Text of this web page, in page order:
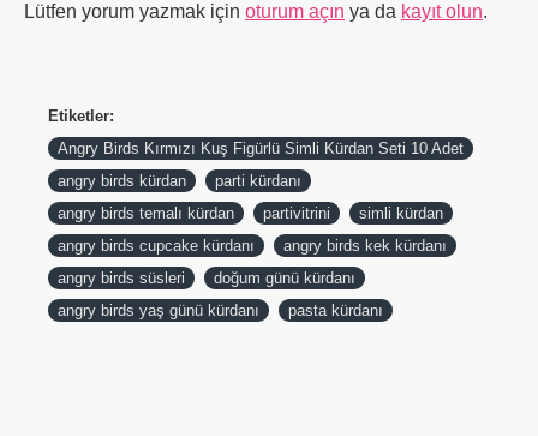
Lütfen yorum yazmak için oturum açın ya da kayıt olun.
Etiketler:
Angry Birds Kırmızı Kuş Figürlü Simli Kürdan Seti 10 Adet
angry birds kürdan
parti kürdanı
angry birds temalı kürdan
partivitrini
simli kürdan
angry birds cupcake kürdanı
angry birds kek kürdanı
angry birds süsleri
doğum günü kürdanı
angry birds yaş günü kürdanı
pasta kürdanı